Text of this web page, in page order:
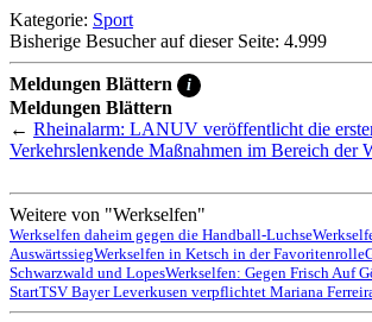
Kategorie: Sport
Bisherige Besucher auf dieser Seite: 4.999
Meldungen Blättern i
Meldungen Blättern
← Rheinalarm: LANUV veröffentlicht die
Verkehrslenkende Maßnahmen im Bereich der
Weitere von "Werkselfen"
Werkselfen daheim gegen die Handball-Luchse
AuswärtssiegWerkselfen in Ketsch in der Favoritenrolle
Schwarzwald und LopesWerkselfen: Gegen Frisch Auf
StartTSV Bayer Leverkusen verpflichtet Mariana